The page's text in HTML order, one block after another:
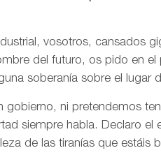
vosotros, cansados
del futuro, os pido en
soberanía sobre el lugar
gobierno, ni pretendemos
siempre habla. Declaro
de las tiranías que